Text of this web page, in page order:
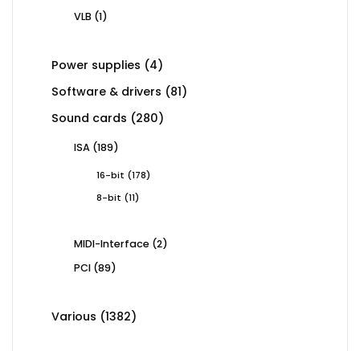
VLB 11
Power supplies 44
Software & drivers 8181
Sound cards 280280
ISA 189189
16-bit 178178
8-bit
1111
MIDI-Interface 22
PCI 8989
Various 13821382